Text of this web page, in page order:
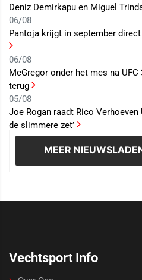
Deniz Demirkapu en Miguel
06/08
Pantoja krijgt in september
06/08
McGregor onder het mes na
terug
05/08
Joe Rogan raadt Rico Verhoeven
de slimmere zet’
MEER NIEUWS
Vechtsport Info